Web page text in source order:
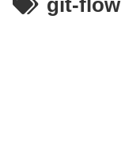
git-flow